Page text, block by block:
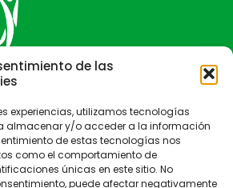
de las
experiencias, utilizamos tecnologías
almacenar y/o acceder a la información
de estas tecnologías nos
como el comportamiento de
únicas en este sitio. No
puede afectar negativamente